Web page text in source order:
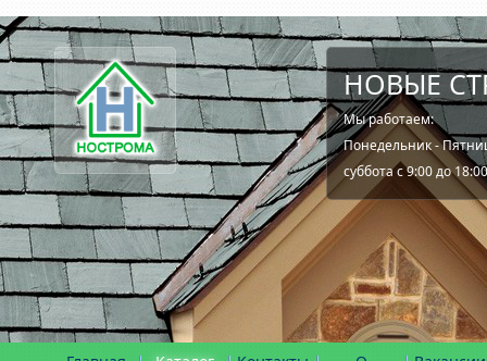
НОВЫЕ
Мы работаем:
Понедельник -
суббота с 9:00 до 18:00